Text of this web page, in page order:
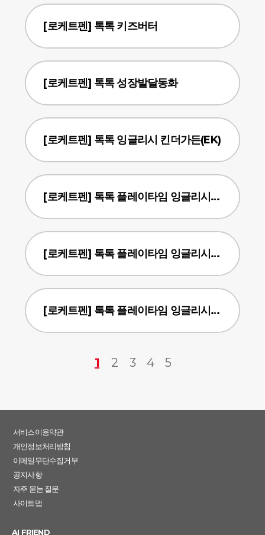
[로케트펜] 톡톡 키즈버터
[로케트펜] 톡톡 성장발달동화
[로케트펜] 톡톡 잉글리시 킨더가든(EK)
[로케트펜] 톡톡 플레이타임 잉글리시(한국어)
[로케트펜] 톡톡 플레이타임 잉글리시(일본어)
[로케트펜] 톡톡 플레이타임 잉글리시(중국어)
1 2 3 4 5
서비스이용약관
개인정보처리방침
이메일무단수집거부
공지사항
자주 묻는 질문
사이트맵
AI FRIEND